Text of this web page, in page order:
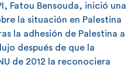
Fatou Bensouda, inició una
la situación en Palestina
la adhesión de Palestina a
después de que la
de 2012 la reconociera